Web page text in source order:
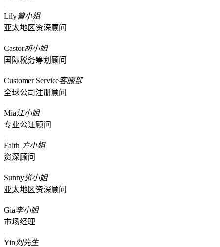
Lily曾小姐
亚太地区资深顾问
Castor胡小姐
国际税务筹划顾问
Customer Service客服部
全球公司注册顾问
Mia江小姐
专业公证顾问
Faith 方小姐
资深顾问
Sunny张小姐
亚太地区资深顾问
Gia李小姐
市场经理
Yin 刘先生